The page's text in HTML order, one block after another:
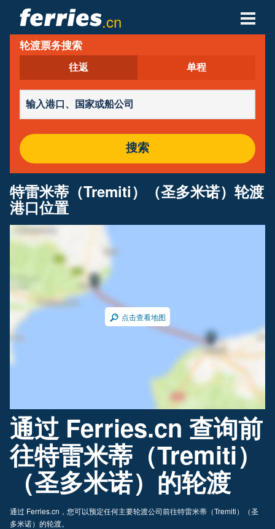
.cn
轮渡公司
轮渡目的地
轮渡航线
轮渡港口
管理预定
轮渡票务搜索
往返 单程
搜索
特雷米蒂（Tremiti）（圣多米诺）轮渡
港口位置
点击查看地图
通过 Ferries.cn 查询前
往特雷米蒂（Tremiti）
（圣多米诺）的轮渡
通过 Ferries.cn，您可以预定任何主要轮渡公司前往特雷米蒂（Tremiti）（圣
多米诺）的轮渡。